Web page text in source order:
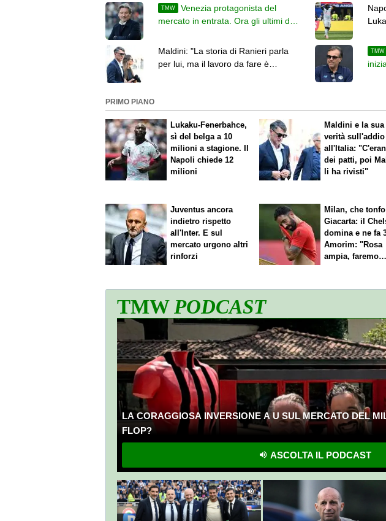
TMW
Venezia protagonista del
mercato in entrata. Ora gli ultimi due
Maldini: "La storia di Ranieri parla
per lui, ma il lavoro da fare è
TMW
PRIMO PIANO
Lukaku-Fenerbahce,
sì del belga a 10
milioni a stagione. Il
Napoli chiede 12
milioni
Maldini e la sua
verità sull'addio
all'Italia:
dei patti, poi
li ha rivisti"
Juventus ancora
indietro rispetto
all'Inter. E sul
mercato urgono altri
rinforzi
Milan, che
Giacarta: il
domina e ne fa
Amorim: "Rosa
ampia, faremo
TMWPODCAST
LA CORAGGIOSA INVERSIONE A U SUL MERCATO DEL
FLOP?
ASCOLTA IL PODCAST